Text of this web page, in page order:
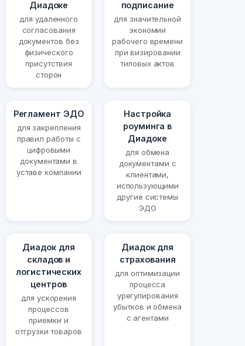
Диадоке
для удаленного
согласования
документов без
физического
присутствия
сторон
подписание
для значительной
экономии
рабочего времени
при визировании
типовых актов
Регламент ЭДО
для закрепления
правил работы с
цифровыми
документами в
уставе компании
Настройка
роуминга в
Диадоке
для обмена
документами с
клиентами,
использующими
другие системы
ЭДО
Диадок для
складов и
логистических
центров
для ускорения
процессов
приемки и
отгрузки товаров
Диадок для
страхования
для оптимизации
процесса
урегулирования
убытков и обмена
с агентами